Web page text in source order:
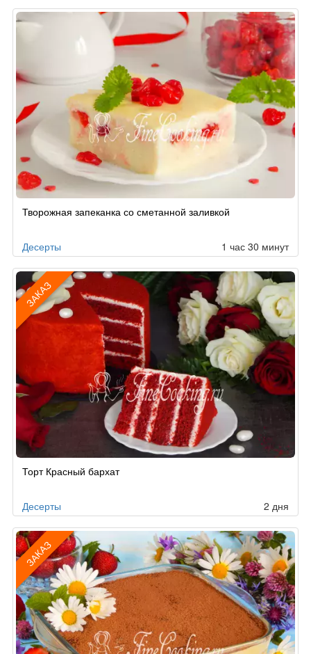
Творожная запеканка со сметанной заливкой
Десерты 1 час 30 минут
ЗАКАЗ
по
Торт Красный бархат
Десерты 2 дня
ЗАКАЗ